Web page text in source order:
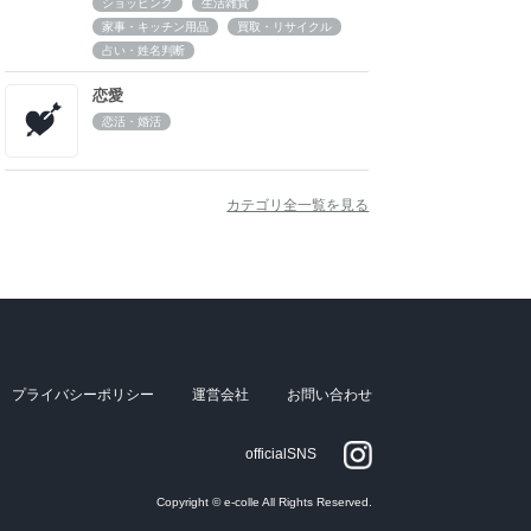
ショッピング
生活雑貨
家事・キッチン用品
買取・リサイクル
占い・姓名判断
恋愛
恋活・婚活
カテゴリ全一覧を見る
プライバシーポリシー 運営会社 お問い合わせ
officialSNS
Copyright © e-colle All Rights Reserved.